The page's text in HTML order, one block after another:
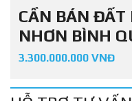
CẦN BÁN ĐẤT
NHƠN BÌNH
3.300.000.000 VNĐ